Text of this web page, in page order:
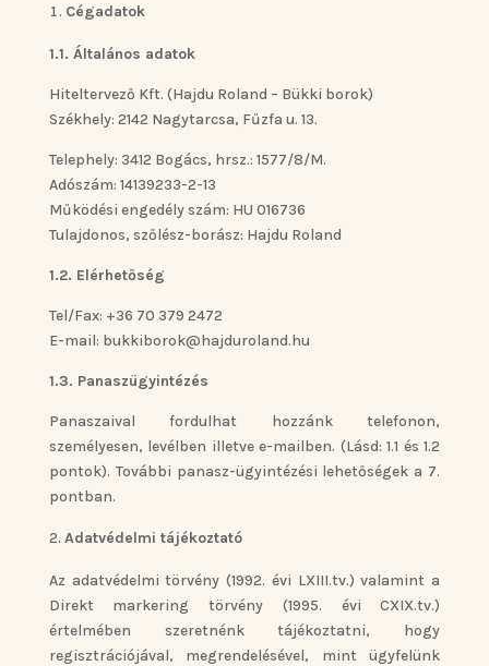
Cégadatok
1.1. Általános adatok
Hiteltervező Kft. (Hajdu Roland – Bükki borok)
Székhely: 2142 Nagytarcsa, Fűzfa u. 13.
Telephely: 3412 Bogács, hrsz.: 1577/8/M.
Adószám: 14139233-2-13
Működési engedély szám: HU 016736
Tulajdonos, szőlész-borász: Hajdu Roland
1.2. Elérhetőség
Tel/Fax: +36 70 379 2472
E-mail: bukkiborok@hajduroland.hu
1.3. Panaszügyintézés
Panaszaival fordulhat hozzánk telefonon,
személyesen, levélben illetve e-mailben. (Lásd: 1.1 és 1.2
pontok). További panasz-ügyintézési lehetőségek a 7.
pontban.
Adatvédelmi tájékoztató
Az adatvédelmi törvény (1992. évi LXIII.tv.) valamint a
Direkt markering törvény (1995. évi CXIX.tv.)
értelmében szeretnénk tájékoztatni, hogy
regisztrációjával, megrendelésével, mint ügyfelünk